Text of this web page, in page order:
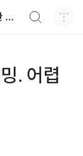
허니몬(Honeymon)의 달콤한 비행
. 어렵